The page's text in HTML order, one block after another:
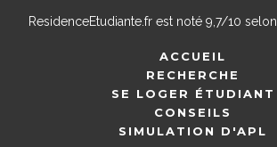
ResidenceEtudiante.frest noté 9,7/10 selon
ACCUEIL
RECHERCHE
SE LOGER ÉTUDIANT
CONSEILS
SIMULATION D'APL